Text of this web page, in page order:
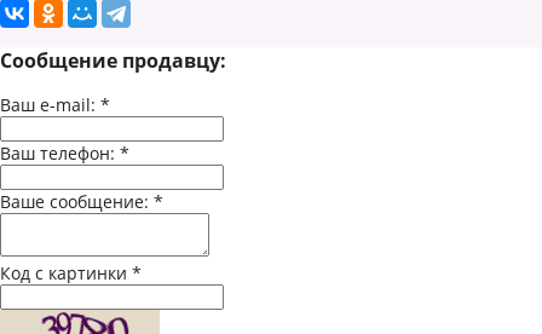
Сообщение продавцу:
Ваш e-mail: *
Ваш телефон: *
Ваше сообщение: *
Код с картинки *